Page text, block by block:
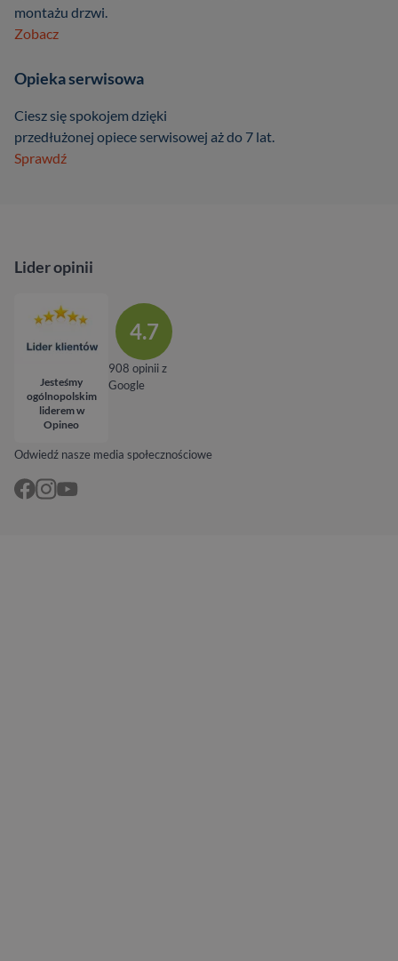
montażu drzwi.
Zobacz
Opieka serwisowa
Ciesz się spokojem dzięki
przedłużonej opiece serwisowej aż do 7 lat.
Sprawdź
Odwiedź nasze media społecznościowe
Lider opinii
Jesteśmy
ogólnopolskim
liderem w
Opineo
4.7
908 opinii z
Google